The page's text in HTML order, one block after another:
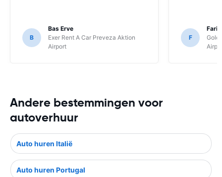
B
Bas Erve
Exer Rent A Car Preveza Aktion
Airport
F
Andere bestemmingen voor
autoverhuur
Auto huren Italië
Auto huren Portugal